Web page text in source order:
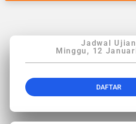
Jadwal Ujian
Minggu, 12
DAFTAR